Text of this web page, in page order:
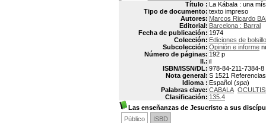
Título : La Kábala : una
Tipo de documento: texto impreso
Autores: Marcos Ricardo
Editorial: Barcelona : Barral
Fecha de publicación: 1974
Colección: Ediciones de bolsillo
Subcolección: Opinión e informe
Número de páginas: 192 p
Il.: il
ISBN/ISSN/DL: 978-84-211-7384-8
Nota general: S 1521
Idioma : Español (spa)
Palabras clave: CABALA
Clasificación: 135.4
Las enseñanzas de Jesucristo a sus
Público
ISBD